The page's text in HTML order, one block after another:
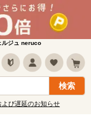
ルジュ neruco
よび遅延のお知らせ